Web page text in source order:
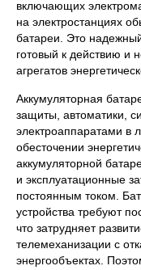
включаю­щих
на электростанциях
батареи. Это
готовый к действию и
агрегатов
Аккумуляторная
защиты, автоматики,
электроаппаратами
обесточении
аккумуляторной
и эксплуатационные
постоянным током.
устройства требуют
что затрудняет
телемеханизации с
энер­гообъектах.